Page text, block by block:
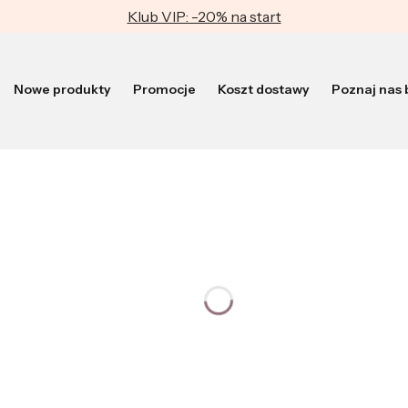
Klub VIP: -20% na start
Nowe produkty Promocje Koszt dostawy Poznaj nas